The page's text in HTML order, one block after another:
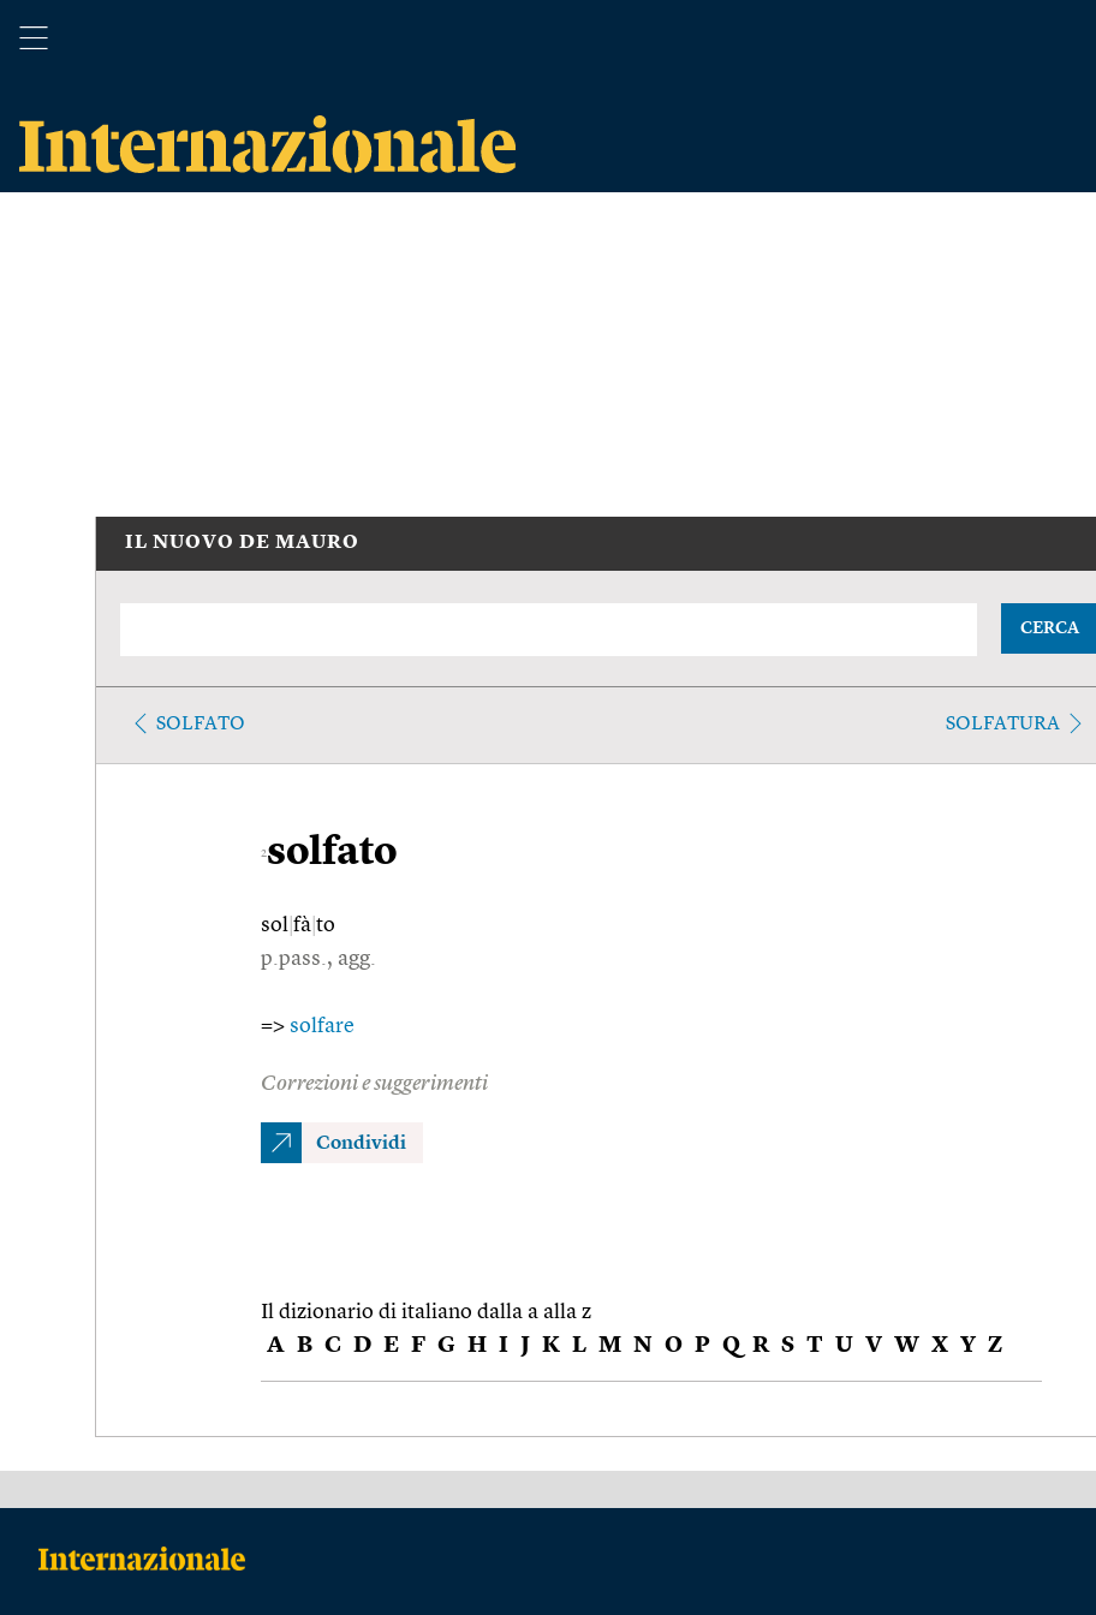
IL NUOVO DE MAURO
CERCA
SOLFATO SOLFATURA
2solfato
sol fà to
p.pass., agg.
=> solfare
Correzioni e suggerimenti
Condividi
Il dizionario di italiano dalla a alla z
A B C D E F G H I J K L M N O P Q R S T U V W X Y Z